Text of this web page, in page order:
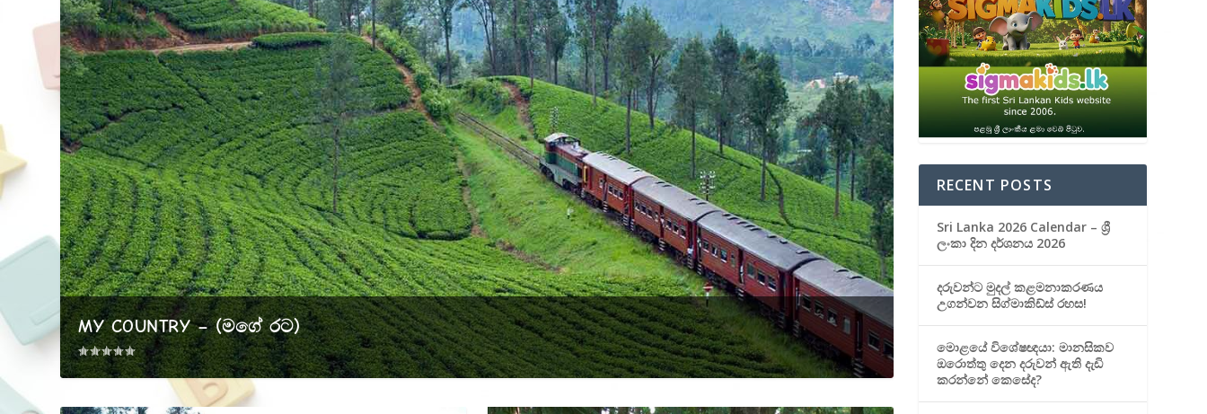
MY COUNTRY – (මගේ රට)
RECENT POSTS
Sri Lanka 2026 Calendar – ශ්‍රී
ලංකා දින දර්ශනය 2026
දරුවන්ට මුදල් කළමනාකරණය
උගන්වන සිග්මාකිඩ්ස් රහස!
මොළයේ විශේෂඥයා: මානසිකව
ඔරොත්තු දෙන දරුවන් ඇති දැඩි
කරන්නේ කෙසේද?